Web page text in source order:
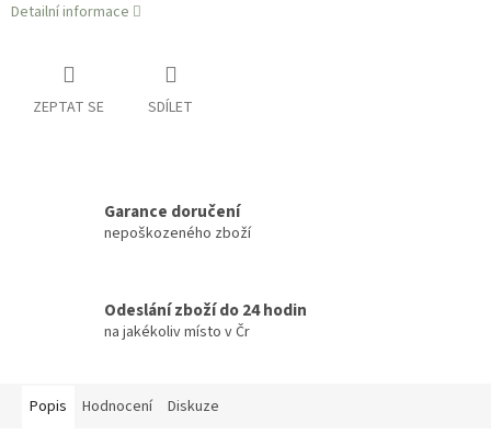
Detailní informace
ZEPTAT SE SDÍLET
Garance doručení
nepoškozeného zboží
Odeslání zboží do 24 hodin
na jakékoliv místo v Čr
Popis Hodnocení Diskuze